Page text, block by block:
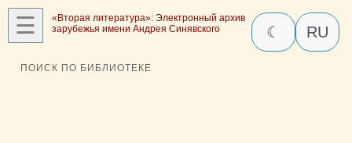
☰
«Вторая литература»: Электронный архив
зарубежья имени Андрея Синявского
☾ RU
ПОИСК ПО БИБЛИОТЕКЕ